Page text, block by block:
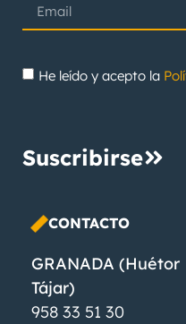
He leído y acepto la
Suscribirse
CONTACTO
GRANADA (Huétor
Tájar)
958 33 51 30